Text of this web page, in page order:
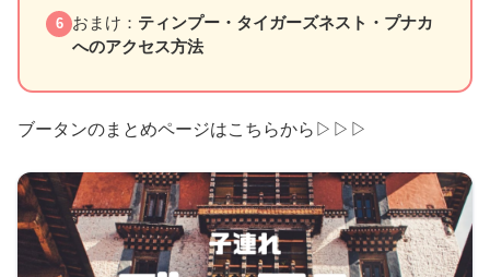
6 おまけ： ティンプー・タイガーズネスト・プナカ
へのアクセス方法
ブータンのまとめページはこちらから▷▷▷